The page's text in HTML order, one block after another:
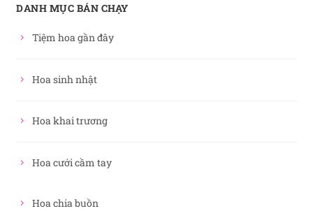
DANH MỤC BÁN CHẠY
Tiệm hoa gần đây
Hoa sinh nhật
Hoa khai trương
Hoa cưới cầm tay
Hoa chia buồn